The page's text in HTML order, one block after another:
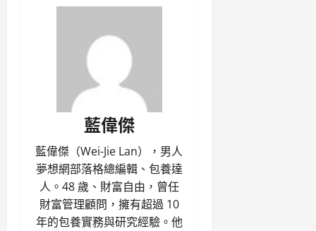
藍偉傑
藍偉傑（Wei-Jie Lan），男人
夢想網部落格總編輯、包養達
人。48 歲、財富自由，曾任
財富管理顧問，擁有超過 10
年的包養實務與研究經驗。他